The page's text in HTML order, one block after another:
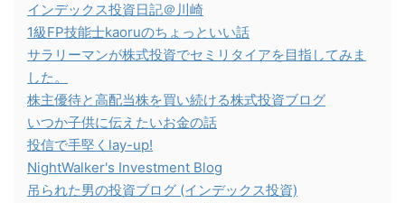
インデックス投資日記＠川崎
1級FP技能士kaoruのちょっといい話
サラリーマンが株式投資でセミリタイアを目指してみま
した。
株主優待と高配当株を買い続ける株式投資ブログ
いつか子供に伝えたいお金の話
投信で手堅くlay-up!
NightWalker's Investment Blog
吊られた男の投資ブログ (インデックス投資)